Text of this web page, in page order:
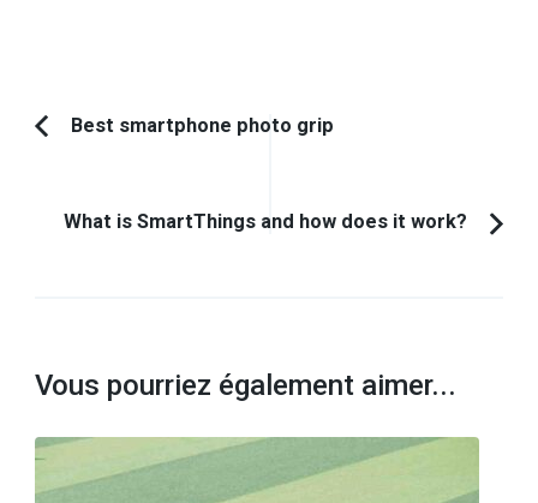
Navigation
Article
Best smartphone photo grip
What is SmartThings and how does it work?
Vous pourriez également aimer...